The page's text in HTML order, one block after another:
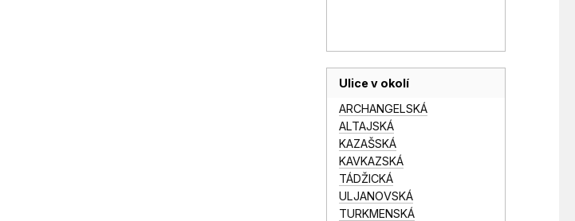
Ulice v okolí
ARCHANGELSKÁ
ALTAJSKÁ
KAZAŠSKÁ
KAVKAZSKÁ
TÁDŽICKÁ
ULJANOVSKÁ
TURKMENSKÁ